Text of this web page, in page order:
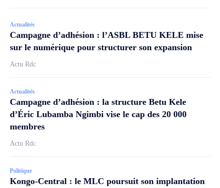
Actualités
Campagne d’adhésion : l’ASBL BETU KELE mise
sur le numérique pour structurer son expansion
Actu Rdc
Actualités
Campagne d’adhésion : la structure Betu Kele
d’Éric Lubamba Ngimbi vise le cap des 20 000
membres
Actu Rdc
Politique
Kongo-Central : le MLC poursuit son implantation